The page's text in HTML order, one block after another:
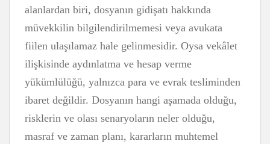
alanlardan biri, dosyanın gidişatı hakkında
müvekkilin bilgilendirilmemesi veya avukata
fiilen ulaşılamaz hale gelinmesidir. Oysa vekâlet
ilişkisinde aydınlatma ve hesap verme
yükümlülüğü, yalnızca para ve evrak tesliminden
ibaret değildir. Dosyanın hangi aşamada olduğu,
risklerin ve olası senaryoların neler olduğu,
masraf ve zaman planı, kararların muhtemel